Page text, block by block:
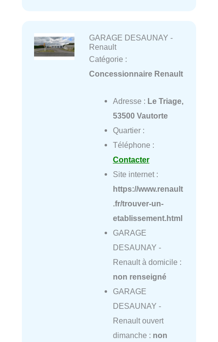
GARAGE DESAUNAY -
Renault
Catégorie :
Concessionnaire Renault
Adresse : Le Triage,
53500 Vautorte
Quartier :
Téléphone :
Contacter
Site internet :
https://www.renault
.fr/trouver-un-
etablissement.html
GARAGE
DESAUNAY -
Renault à domicile :
non renseigné
GARAGE
DESAUNAY -
Renault ouvert
dimanche : non